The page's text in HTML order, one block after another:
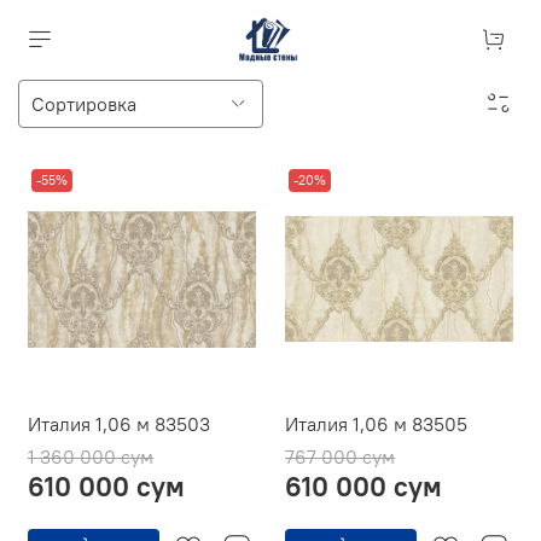
-55%
Италия 1,06 м 83503
1 360 000 сум
610 000 сум
-20%
Италия 1,06 м 83505
767 000 сум
610 000 сум